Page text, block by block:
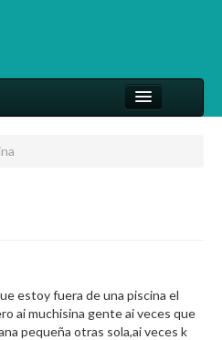
estoy fuera de una piscina el
ai muchisina gente ai veces que
pequeña otras sola,ai veces k